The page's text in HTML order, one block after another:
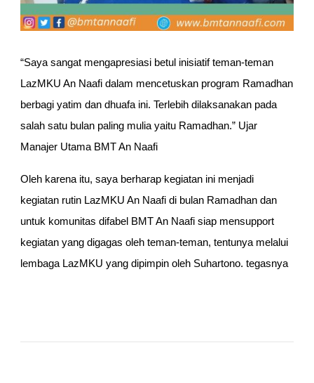
“Saya sangat mengapresiasi betul inisiatif teman-teman
LazMKU An Naafi dalam mencetuskan program Ramadhan
berbagi yatim dan dhuafa ini. Terlebih dilaksanakan pada
salah satu bulan paling mulia yaitu Ramadhan.” Ujar
Manajer Utama BMT An Naafi
Oleh karena itu, saya berharap kegiatan ini menjadi
kegiatan rutin LazMKU An Naafi di bulan Ramadhan dan
untuk komunitas difabel BMT An Naafi siap mensupport
kegiatan yang digagas oleh teman-teman, tentunya melalui
lembaga LazMKU yang dipimpin oleh Suhartono. tegasnya